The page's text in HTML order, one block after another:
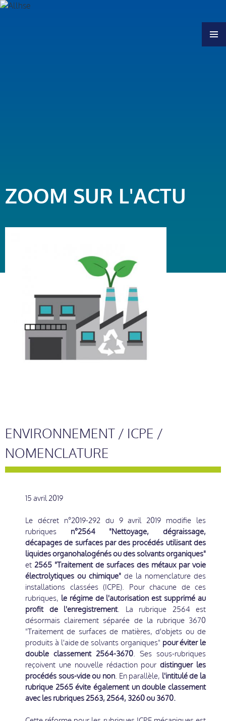
ZOOM SUR L'ACTU
ENVIRONNEMENT / ICPE /
NOMENCLATURE
15 avril 2019
Le décret n°2019-292 du 9 avril 2019 modifie les
rubriques n°2564 "Nettoyage, dégraissage,
décapages de surfaces par des procédés utilisant des
liquides organohalogénés ou des solvants organiques"
et 2565 "Traitement de surfaces des métaux par voie
électrolytiques ou chimique" de la nomenclature des
installations classées (ICPE). Pour chacune de ces
rubriques, le régime de l'autorisation est supprimé au
profit de l'enregistrement. La rubrique 2564 est
désormais clairement séparée de la rubrique 3670
"Traitement de surfaces de matières, d'objets ou de
produits à l'aide de solvants organiques" pour éviter le
double classement 2564-3670. Ses sous-rubriques
reçoivent une nouvelle rédaction pourdistinguer les
procédés sous-vide ou non. En parallèle, l'intitulé de la
rubrique 2565 évite également un double classement
avec les rubriques 2563, 2564, 3260 ou 3670.